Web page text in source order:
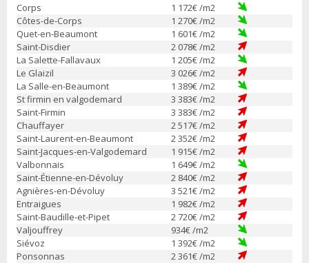
Corps 1 172€ /m2
Côtes-de-Corps
1 270€ /m2
Quet-en-Beaumont
1 601€ /m2
Saint-Disdier
2 078€ /m2
La Salette-Fallavaux
1 205€ /m2
Le Glaizil
3 026€ /m2
La Salle-en-Beaumont
1 389€ /m2
St firmin en valgodemard
3 383€ /m2
Saint-Firmin
3 383€ /m2
Chauffayer
2 517€ /m2
Saint-Laurent-en-Beaumont
2 352€ /m2
Saint-Jacques-en-Valgodemard
1 915€ /m2
Valbonnais
1 649€ /m2
Saint-Étienne-en-Dévoluy
2 840€ /m2
Agnières-en-Dévoluy
3 521€ /m2
Entraigues
1 982€ /m2
Saint-Baudille-et-Pipet
2 720€ /m2
Valjouffrey
934€ /m2
Siévoz
1 392€ /m2
Ponsonnas
2 361€ /m2